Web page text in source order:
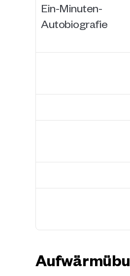
Ein-Minuten-
Autobiografie